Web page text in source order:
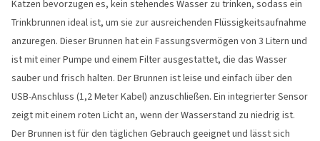
Katzen bevorzugen es, kein stehendes Wasser zu trinken, sodass ein
Trinkbrunnen ideal ist, um sie zur ausreichenden Flüssigkeitsaufnahme
anzuregen. Dieser Brunnen hat ein Fassungsvermögen von 3 Litern und
ist mit einer Pumpe und einem Filter ausgestattet, die das Wasser
sauber und frisch halten. Der Brunnen ist leise und einfach über den
USB-Anschluss (1,2 Meter Kabel) anzuschließen. Ein integrierter Sensor
zeigt mit einem roten Licht an, wenn der Wasserstand zu niedrig ist.
Der Brunnen ist für den täglichen Gebrauch geeignet und lässt sich